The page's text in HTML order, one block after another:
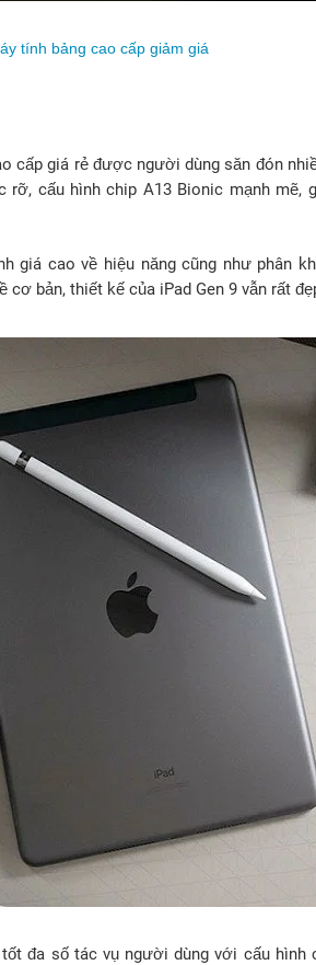
tính bảng cao cấp giảm giá
cấp giá rẻ được người dùng săn đón
cấu hình chip A13 Bionic mạnh mẽ,
giá cao về hiệu năng cũng như phân
bản, thiết kế của iPad Gen 9 vẫn rất
đa số tác vụ người dùng với cấu hình